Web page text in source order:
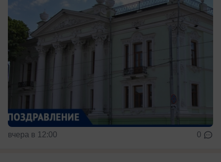
вчера в 12:00 0